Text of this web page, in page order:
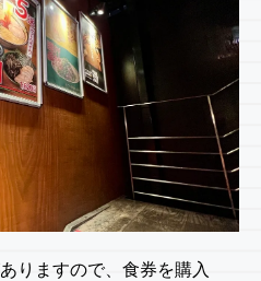
りますので、食券を購入